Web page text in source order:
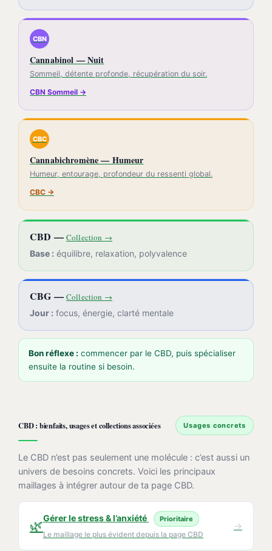
CBN
Cannabinol — Nuit
Sommeil, détente profonde, récupération du soir.
CBN Sommeil →
CBC
Cannabichromène — Humeur
Humeur, entourage, profondeur du ressenti global.
CBC →
CBD — Collection →
Base : équilibre, relaxation, polyvalence
CBG — Collection →
Jour : focus, énergie, clarté mentale
Bon réflexe : commencer par le CBD, puis spécialiser
ensuite la routine si besoin.
CBD : bienfaits, usages et collections associées Usages concrets
Le CBD n’est pas seulement une molécule : c’est aussi un
univers de besoins concrets. Voici les principaux
maillages à intégrer autour de ta page CBD.
🌿Gérer le stress & l’anxiété Prioritaire
Le maillage le plus évident depuis la page CBD
→